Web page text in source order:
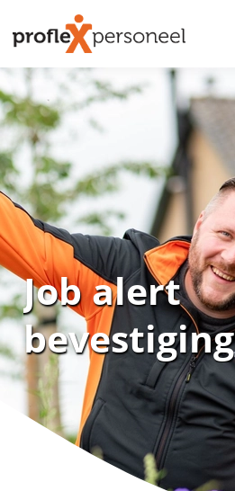
Job alert
bevestiging